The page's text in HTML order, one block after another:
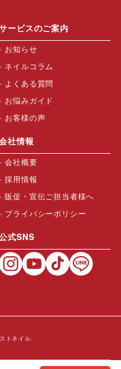
ービスのご案内
お知らせ
ネイルコラム
よくある質問
お悩みガイド
お客様の声
社情報
会社概要
採用情報
販促・宣伝ご担当者様へ
プライバシーポリシー
式SNS
トネイル.